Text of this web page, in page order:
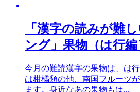
「漢字の読みが難
ング」果物（は行編
今月の難読漢字の果物は、は
は柑橘類の他、南国フルーツ
ます。身近なあの果物もは...